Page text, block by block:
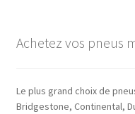
Achetez vos pneus
Le plus grand choix de
Bridgestone, Continental,